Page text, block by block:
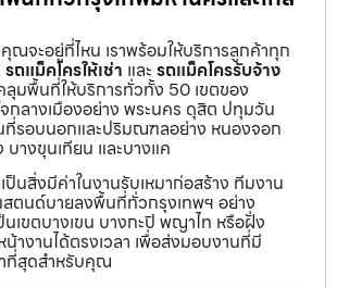
ณจะอยู่ที่ไหน เราพร้อมให้บริการลูกค้าทุก
รถแม็คโครให้เช่า และ รถแม็คโครรับจ้าง
ลุมพื้นที่ให้บริการทั่วทั้ง 50 เขตของ
กลางเมืองอย่าง พระนคร ดุสิต ปทุมวัน
ที่รอบนอกและปริมณฑลอย่าง หนองจอก
างขุนเทียน และบางแค
เป็นสิ่งมีค่าในงานรับเหมาก่อสร้าง ทีมงาน
สตนด์บายลงพื้นที่ทั่วกรุงเทพฯ อย่าง
นเขตบางเขน บางกะปิ พญาไท หรือฝั่ง
น้างานได้ตรงเวลา เพื่อส่งมอบงานที่มี
ที่สุดสำหรับคุณ